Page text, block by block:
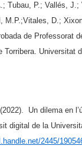
Tubau, P.; Vallés,
M.P.;Vitales, D.;
de Professorat
Torribera. Universitat
Un dilema en
digital de la
2445/